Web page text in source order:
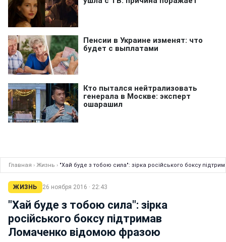
Главная › Жизнь › "Хай буде з тобою сила": зірка російського боксу
ЖИЗНЬ 26 ноября 2016 · 22:43
"Хай буде з тобою сила": зірка
російського боксу підтримав
Ломаченко відомою фразою